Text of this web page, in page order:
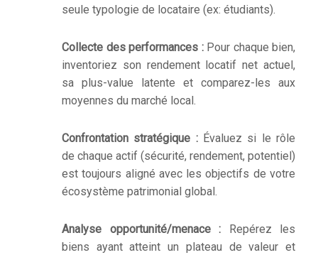
seule typologie de locataire (ex: étudiants).
Collecte des performances :Pour chaque bien,
inventoriez son rendement locatif net actuel,
sa plus-value latente et comparez-les aux
moyennes du marché local.
Confrontation stratégique :Évaluez si le rôle
de chaque actif (sécurité, rendement, potentiel)
est toujours aligné avec les objectifs de votre
écosystème patrimonial global.
Analyse opportunité/menace : Repérez les
biens ayant atteint un plateau de valeur et